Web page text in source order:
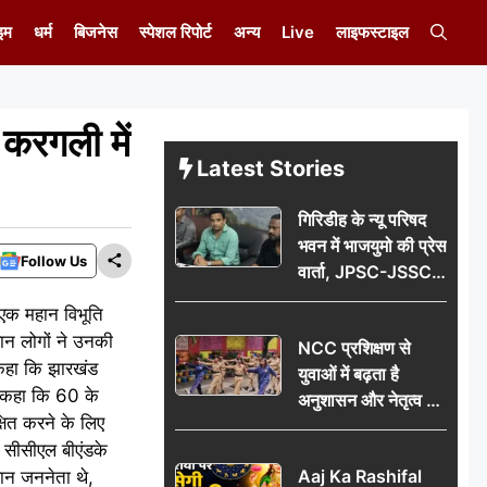
धर्म बिजनेस स्पेशल रिपोर्ट अन्य Live लाइफस्टाइल
करगली में
Follow Us
महान विभूति
लोगों ने उनकी
कि झारखंड
कहा कि 60 के
करने के लिए
बीएंडके
जननेता थे,
Latest Stories
गिरिडीह के न्यू परिषद
भवन में भाजयुमो की प्रेस
वार्ता, JPSC-JSSC
पेपर लीक के विरोध में
विधानसभा घेराव का
ऐलान
NCC प्रशिक्षण से
युवाओं में बढ़ता है
अनुशासन और नेतृत्व का
गुण: डॉ. जी.एन. खान
Aaj Ka Rashifal